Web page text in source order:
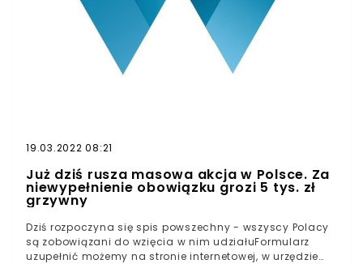
19.03.2022 08:21
Już dziś rusza masowa akcja w Polsce. Za
niewypełnienie obowiązku grozi 5 tys. zł
grzywny
Dziś rozpoczyna się spis powszechny - wszyscy Polacy
są zobowiązani do wzięcia w nim udziałuFormularz
uzupełnić możemy na stronie internetowej, w urzędzie